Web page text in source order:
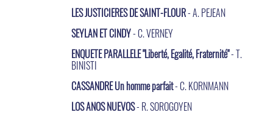
LES JUSTICIERES DE SAINT-FLOUR- A. PEJEAN
SEYLAN ET CINDY- C. VERNEY
ENQUETE PARALLELE "Liberté, Egalité, Fraternité"- T.
BINISTI
CASSANDRE Un homme parfait- C. KORNMANN
LOS ANOS NUEVOS- R. SOROGOYEN